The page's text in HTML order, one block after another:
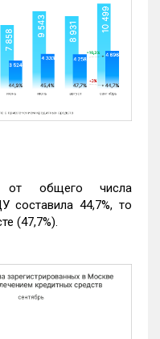
от общего числа
составила 44,7%, то
(47,7%).